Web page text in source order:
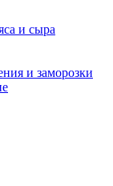
и сыра
и заморозки